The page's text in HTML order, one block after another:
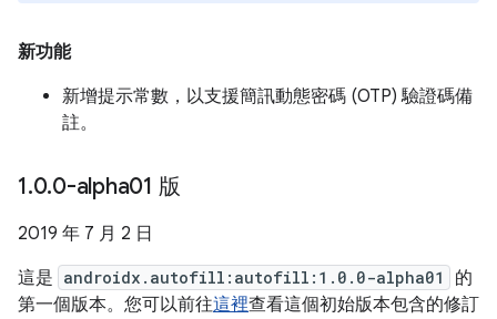
新功能
新增提示常數，以支援簡訊動態密碼 (OTP) 驗證碼備
註。
1.0.0-alpha01 版
2019 年 7 月 2 日
這是 androidx.autofill:autofill:1.0.0-alpha01
的
第一個版本。您可以前往這裡查看這個初始版本包含的修訂